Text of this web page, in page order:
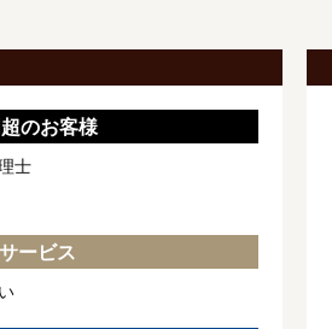
のお客様
士
ービス